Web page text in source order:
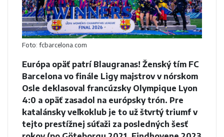
Foto: fcbarcelona.com
Európa opäť patrí Blaugranas! Ženský tím FC
Barcelona vo finále Ligy majstrov v nórskom
Osle deklasoval francúzsky Olympique Lyon
4:0 a opäť zasadol na európsky trón. Pre
katalánsky veľkoklub je to už štvrtý triumf v
tejto prestížnej súťaži za posledných šesť